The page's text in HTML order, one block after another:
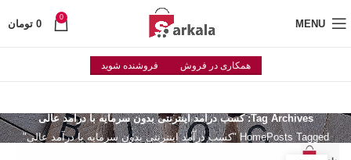
MENU
0
0 تومان
همکاری در فروش فروشنده شوید
Tag Archives: کسب درآمد اینترنتی بدون سرمایه با درآمد عالی
HomePosts Tagged "کسب درآمد اینترنتی بدون سرمایه با درآمد عالی"